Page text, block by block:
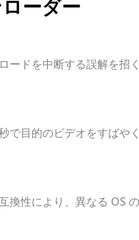
ーダー
ードを中断する誤解を招
で目的のビデオをすばや
換性により、異なる OS